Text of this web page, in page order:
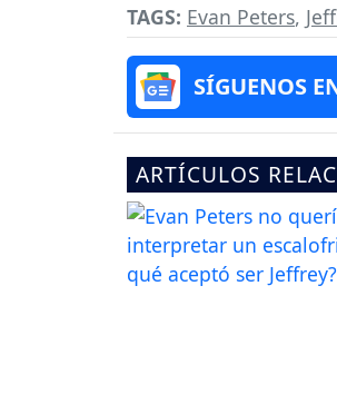
TAGS: Evan Peters,
SÍGUENOS
ARTÍCULOS